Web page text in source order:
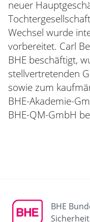
neuer
Wechsel wurde
vorbereitet. Carl
BHE beschäftigt,
stellvertretenden
sowie zum
BHE-Akademie-
BHE-QM-GmbH
BHE